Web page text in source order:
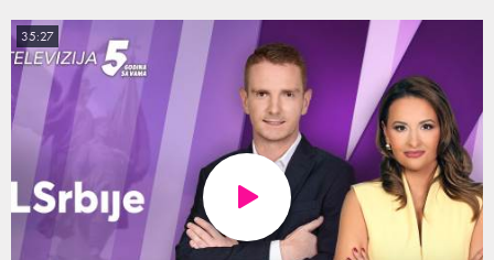
35:27